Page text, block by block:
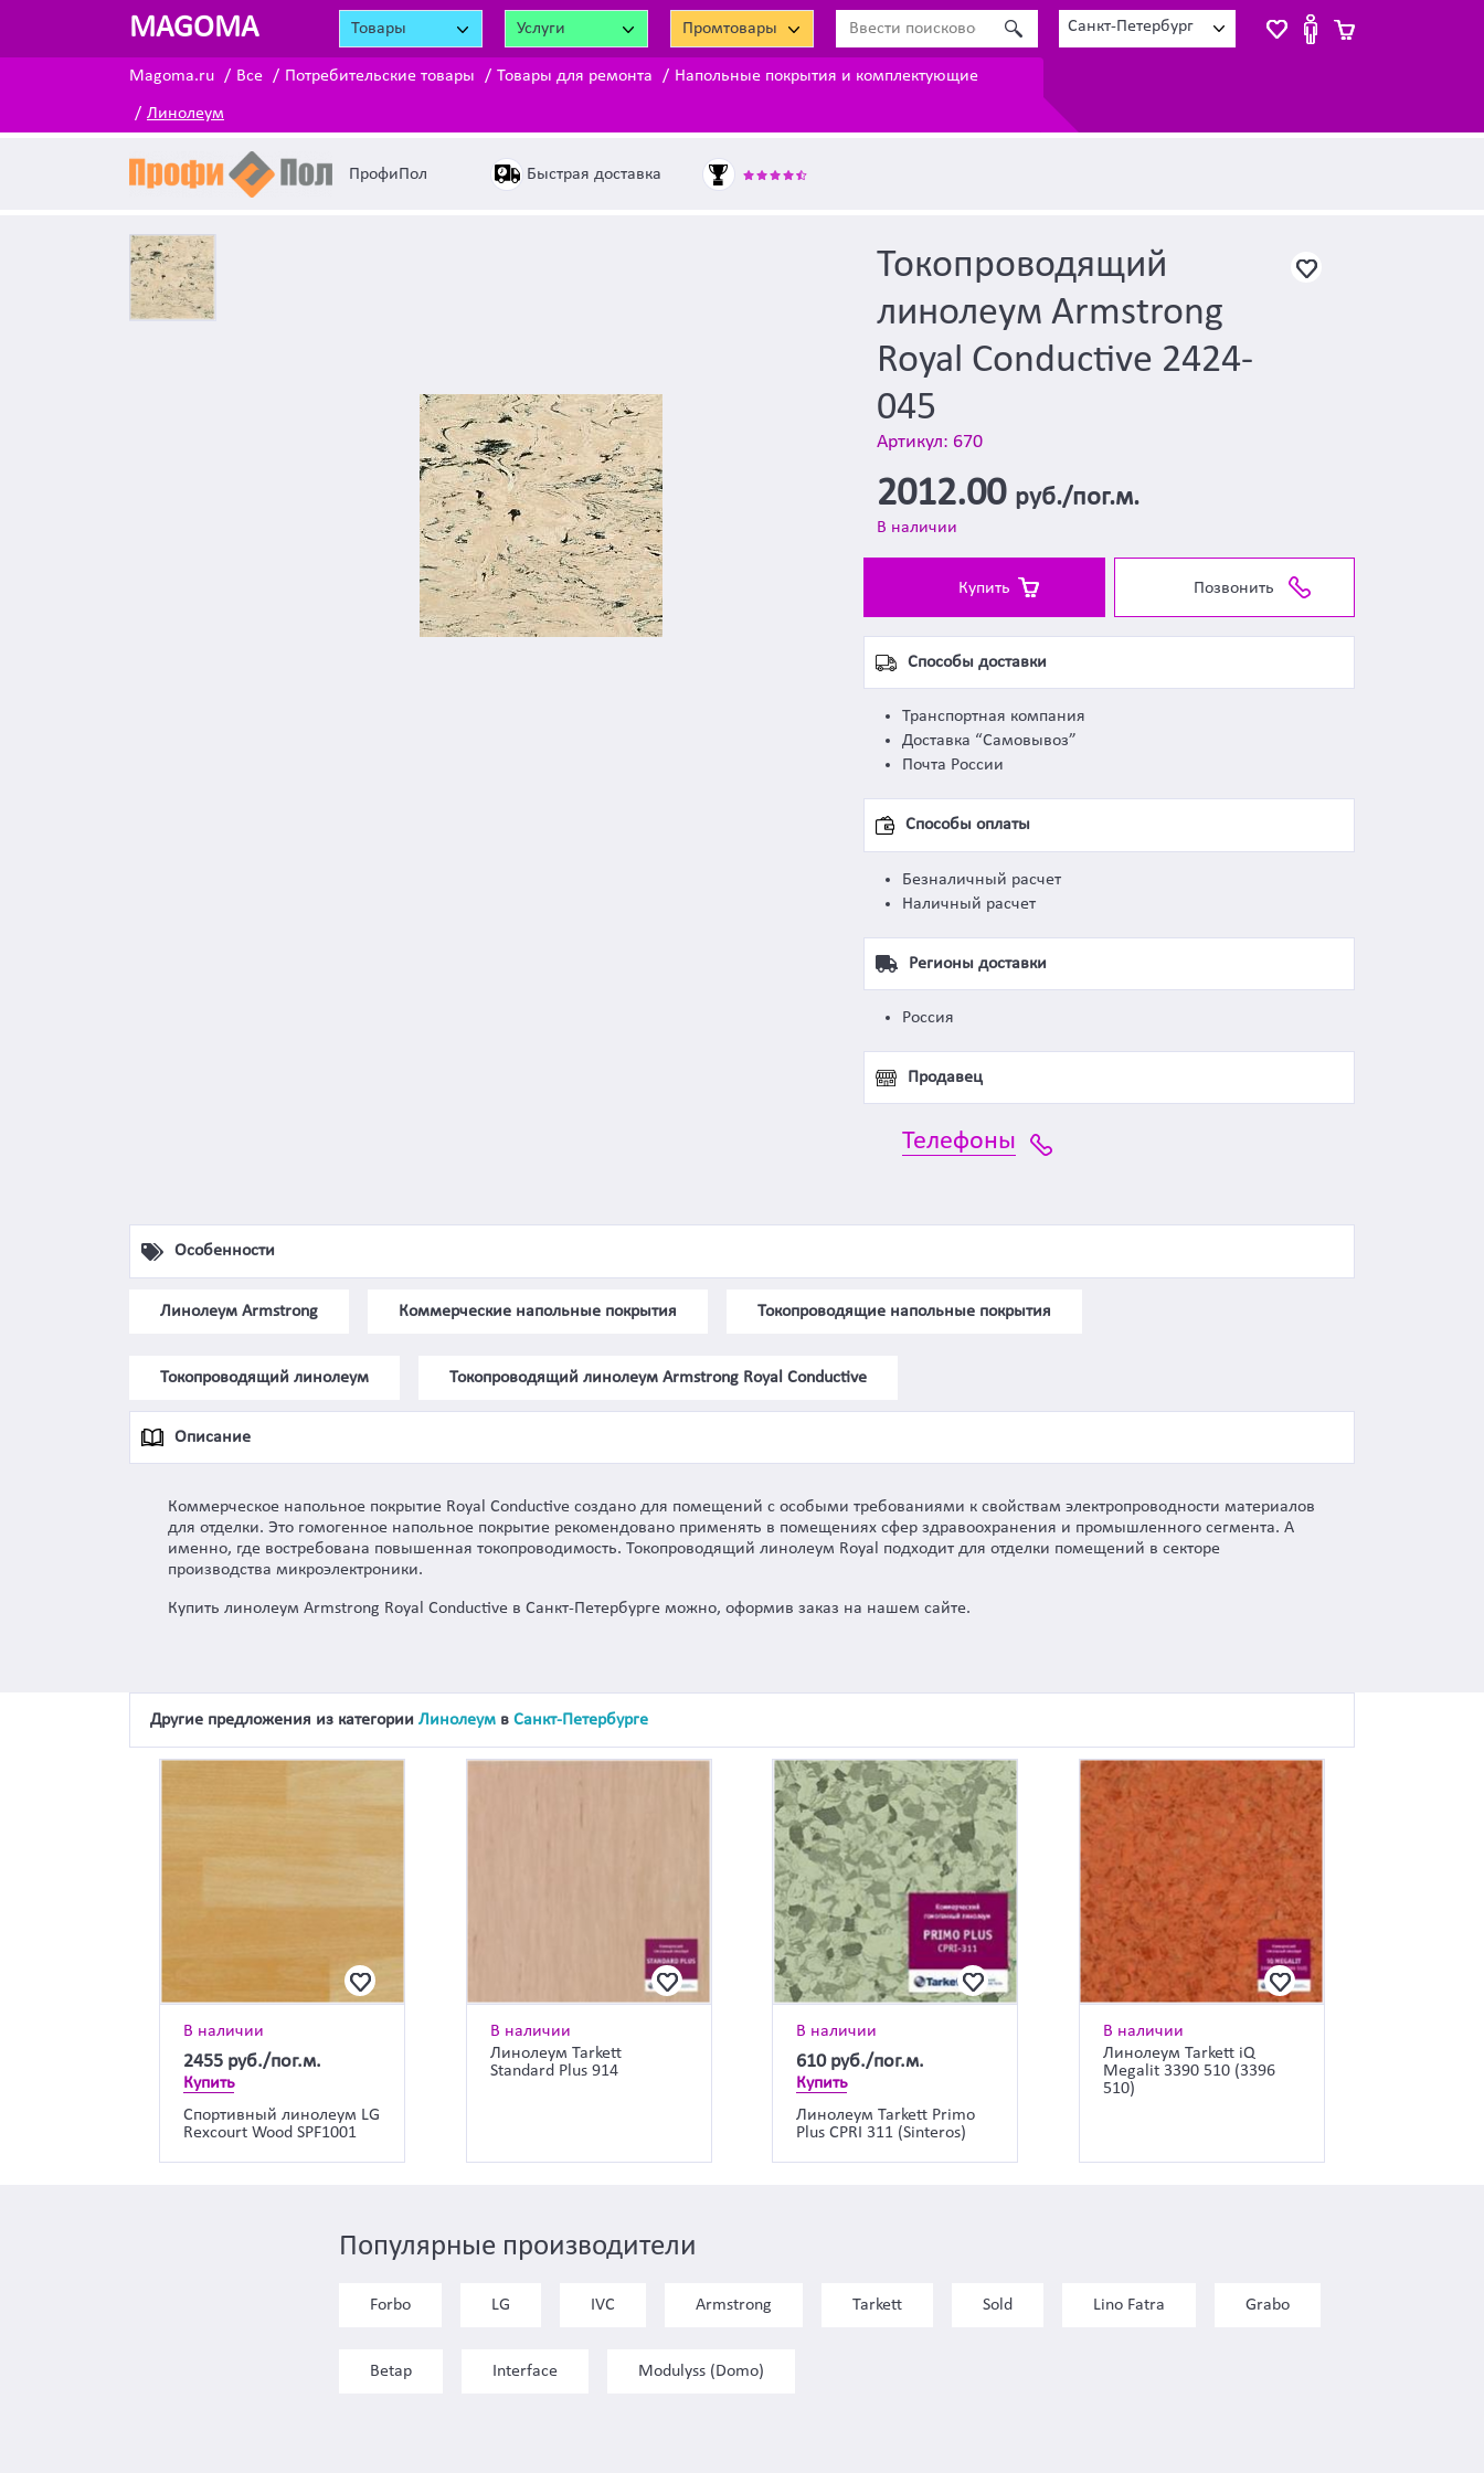
MAGOMA Товары Услуги Промтовары Санкт-Петербург
Magoma.ru Все Потребительские товары Товары для ремонта Напольные покрытия и комплектующие
Линолеум
ПрофиПол Быстрая доставка
Токопроводящий
линолеум Armstrong
Royal Conductive 2424-
045
Артикул: 670
2012.00 руб./пог.м.
В наличии
Купить Позвонить
Способы доставки
Транспортная компания
Доставка “Самовывоз”
Почта России
Способы оплаты
Безналичный расчет
Наличный расчет
Регионы доставки
Россия
Продавец
Телефоны
Особенности
Линолеум Armstrong Коммерческие напольные покрытия Токопроводящие напольные покрытия
Токопроводящий линолеум Токопроводящий линолеум Armstrong Royal Conductive
Описание
Коммерческое напольное покрытие Royal Conductive создано для помещений с особыми требованиями к свойствам электропроводности материалов
для отделки. Это гомогенное напольное покрытие рекомендовано применять в помещениях сфер здравоохранения и промышленного сегмента. А
именно, где востребована повышенная токопроводимость. Токопроводящий линолеум Royal подходит для отделки помещений в секторе
производства микроэлектроники.
Купить линолеум Armstrong Royal Conductive в Санкт-Петербурге можно, оформив заказ на нашем сайте.
Другие предложения из категории Линолеум в Санкт-Петербурге
В наличии
2455 руб./пог.м.
Купить
Спортивный линолеум LG
Rexcourt Wood SPF1001
В наличии
Линолеум Tarkett
Standard Plus 914
В наличии
610 руб./пог.м.
Купить
Линолеум Tarkett Primo
Plus CPRI 311 (Sinteros)
В наличии
Линолеум Tarkett iQ
Megalit 3390 510 (3396
510)
Популярные производители
Forbo LG IVC Armstrong Tarkett Sold Lino Fatra Grabo
Betap Interface Modulyss (Domo)